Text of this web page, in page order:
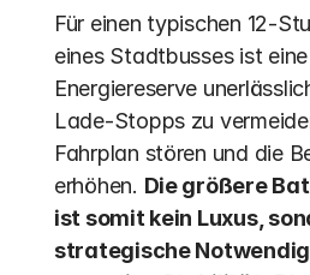
Für einen typischen 12-
eines Stadtbusses ist
Energiereserve
Lade-Stopps zu
Fahrplan stören und die
erhöhen. Die größere
ist somit kein Luxus,
strategische